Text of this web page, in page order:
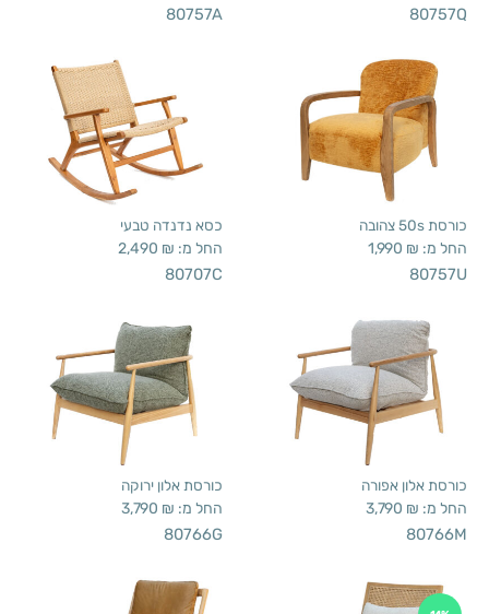
80757Q
80757A
כורסת 50s צהובה
החל מ: 1,990 ₪
80757U
כסא נדנדה טבעי
החל מ: 2,490 ₪
80707C
כורסת אלון אפורה
החל מ: 3,790 ₪
80766M
כורסת אלון ירוקה
החל מ: 3,790 ₪
80766G